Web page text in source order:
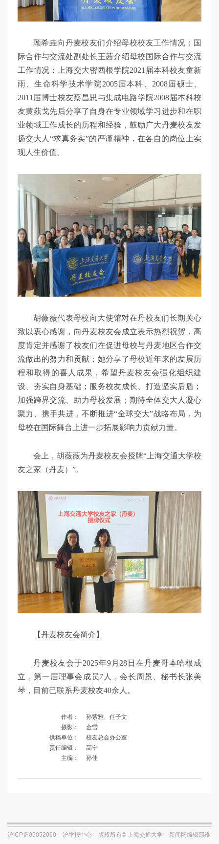
顾希垚向丹麦校友们介绍母校校友工作情况；国
际合作与交流处副处长王茜介绍母校国际合作与交流
工作情况；上海交大密西根学院2021届本科校友童新
雨、生命科学技术学院2005届本科、2008届硕士、
2011届博士校友蔡昌思与集成电路学院2008届本科校
友黄蓺戈先后分享了自身在专业领域学习进步和在职
业领域工作成长的历程和经验，鼓励广大丹麦校友发
扬交大人“求真务实”的严谨精神，在各自的岗位上实
现人生价值。
胡薇薇代表母校向大使馆对在丹校友们长期关心
致以衷心感谢，向丹麦校友会成立表示热烈祝贺，高
度肯定并感谢了校友们在促进母校与丹麦地区合作交
流做出的努力和贡献；她分享了母校近年来的发展历
程和取得的喜人成果，希望丹麦校友会强化组织建
设、夯实自身基础；服务校友成长、打造坚实后盾；
加强跨界交流、助力母校发展；期待全体交大人凝心
聚力、携手共进，不断推进“全球交大”战略布局，为
母校在国际舞台上进一步拓展影响力贡献力量。
会上，胡薇薇为丹麦校友会授牌“上海交通大学校
友之家（丹麦）”。
【丹麦校友会简介】
丹麦校友会于2025年9月28日在丹麦哥本哈根成
立，第一届理事会成员7人，会长周景、秘书长张美
琴，目前已联系丹麦校友40余人。
作者：
孙紫雅、任子文
摄影：
金雪
供稿单位：
校友总会办公室
责任编辑：
高宁
主编：
孙佳
沪ICP备05052060 沪举报中心 版权所有© 上海交通大学 新闻网编辑部维